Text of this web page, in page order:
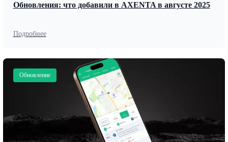
Обновления: что добавили в AXENTA в августе 2025
Подробнее
Обновление